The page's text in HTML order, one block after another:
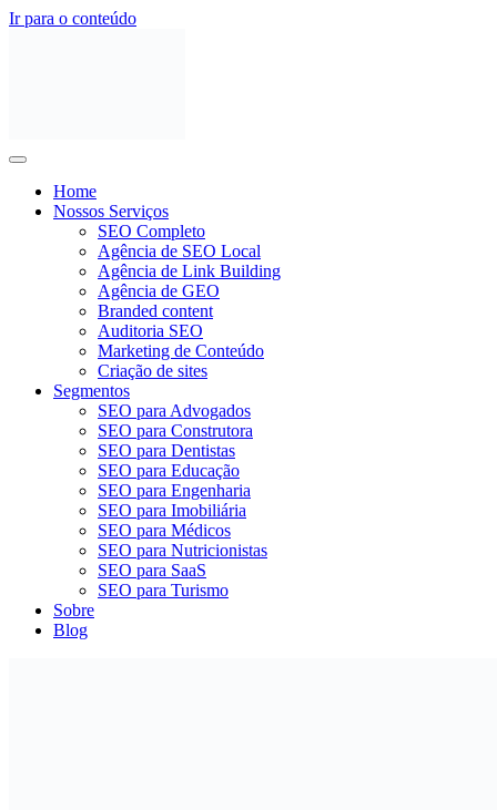
Ir para o conteúdo
Home
Nossos Serviços
SEO Completo
Agência de SEO Local
Agência de Link Building
Agência de GEO
Branded content
Auditoria SEO
Marketing de Conteúdo
Criação de sites
Segmentos
SEO para Advogados
SEO para Construtora
SEO para Dentistas
SEO para Educação
SEO para Engenharia
SEO para Imobiliária
SEO para Médicos
SEO para Nutricionistas
SEO para SaaS
SEO para Turismo
Sobre
Blog